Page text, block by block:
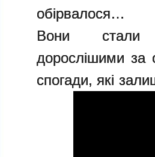
обірвалося…
Вони стали
дорослішими за
спогади, які